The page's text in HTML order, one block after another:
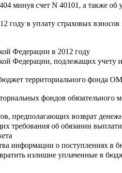
минуя счет N 40101, а также
в уплату страховых
Федерации в 2012 году
Федерации, подлежащих
территориального фонда
фондов обязательного
предполагающих возврат
требования об обязании
информации о поступлениях
излишне уплаченные в